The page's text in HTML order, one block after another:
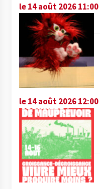
le 14 août 2026 11:00
le 14 août 2026 12:00